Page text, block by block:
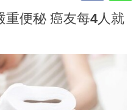
重便秘 癌友每4人就